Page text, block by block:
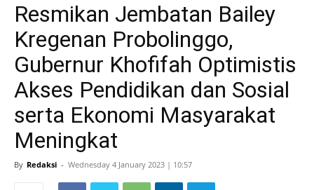
Resmikan Jembatan Bailey
Kregenan Probolinggo,
Gubernur Khofifah Optimistis
Akses Pendidikan dan Sosial
serta Ekonomi Masyarakat
Meningkat
By Redaksi - Wednesday 4 January 2023 | 10:57